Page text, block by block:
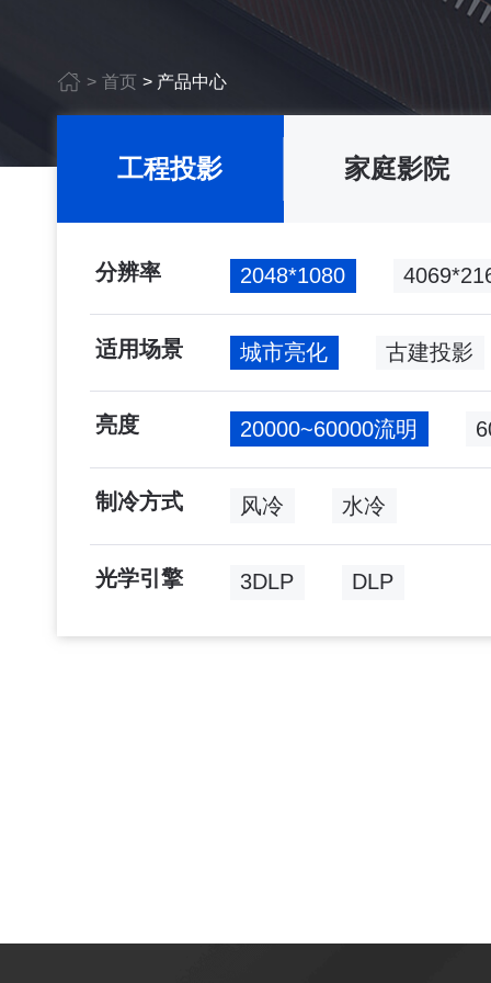
> 首页 > 产品中心
工程投影 家庭影院
分辨率 2048*1080
适用场景 城市亮化 古建投影
亮度 20000~60000流明
制冷方式 风冷 水冷
光学引擎